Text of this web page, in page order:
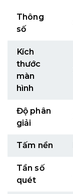
Thông
số
Kích
thước
màn
hình
Độ phân
giải
Tấm nền
Tần số
quét